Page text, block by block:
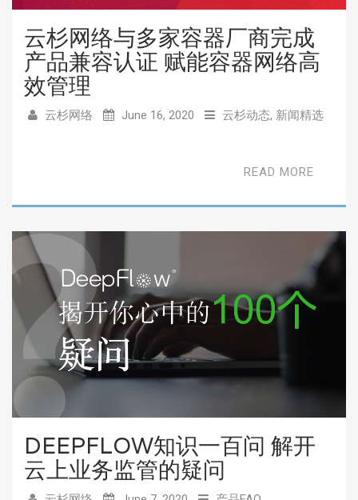
云杉网络与多家容器厂商完成
产品兼容认证 赋能容器网络高
效管理
云杉网络 June 16, 2020 云杉动态, 新闻精选
READ MORE
DEEPFLOW知识一百问 解开
云上业务监管的疑问